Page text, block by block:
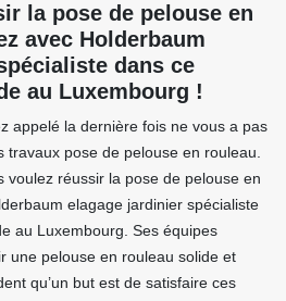
la pose de pelouse en
avec Holderbaum
dans ce
au Luxembourg !
appelé la dernière fois ne vous a pas
travaux pose de pelouse en rouleau.
voulez réussir la pose de pelouse en
elagage jardinier spécialiste
au Luxembourg. Ses équipes
une pelouse en rouleau solide et
qu’un but est de satisfaire ces